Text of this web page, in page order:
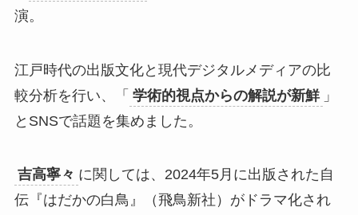
演。
江戸時代の出版文化と現代デジタルメディアの比
較分析を行い、「 学術的視点からの解説が新鮮 」
とSNSで話題を集めました。
吉高寧々 に関しては、2024年5月に出版された自
伝『はだかの白鳥』（飛鳥新社）がドラマ化され